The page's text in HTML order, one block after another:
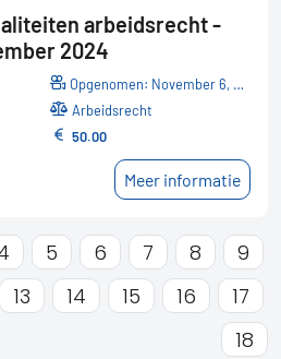
arbeidsrecht -
2024
Opgenomen: November 6, 2024
Arbeidsrecht
50.00
Meer informatie
5 6 7 8
9
13 14 15 16
17
18